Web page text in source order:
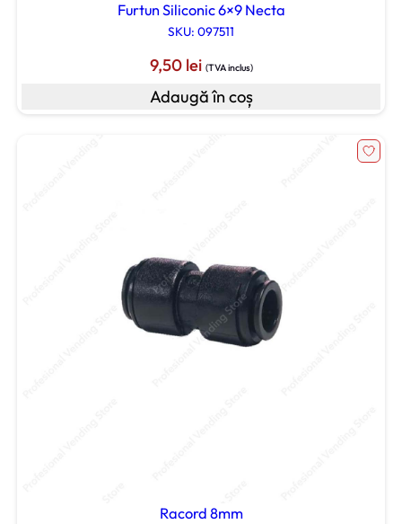
Furtun Siliconic 6×9 Necta
SKU: 097511
9,50 lei (TVA inclus)
Adaugă în coș
Racord 8mm